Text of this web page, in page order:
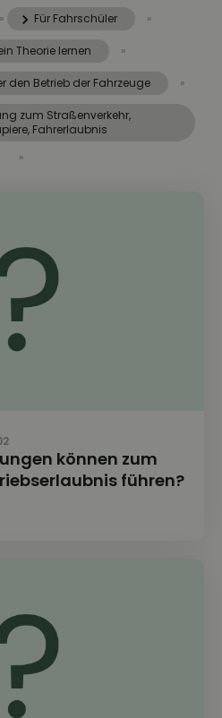
» Für Fahrschüler »
Theorie lernen »
den Betrieb der Fahrzeuge »
zum Straßenverkehr,
Fahrerlaubnis
»
können zum
führen?